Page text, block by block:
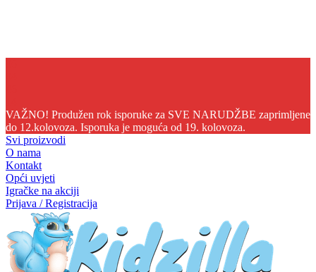
VAŽNO! Produžen rok isporuke za SVE NARUDŽBE zaprimljene
do 12.kolovoza. Isporuka je moguća od 19. kolovoza.
Svi proizvodi
O nama
Kontakt
Opći uvjeti
Igračke na akciji
Prijava / Registracija